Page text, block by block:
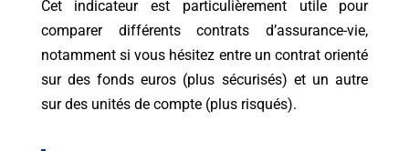
Cet indicateur est particulièrement utile pour
comparer différents contrats d’assurance-vie,
notamment si vous hésitez entre un contrat orienté
sur des fonds euros (plus sécurisés) et un autre
sur des unités de compte (plus risqués).